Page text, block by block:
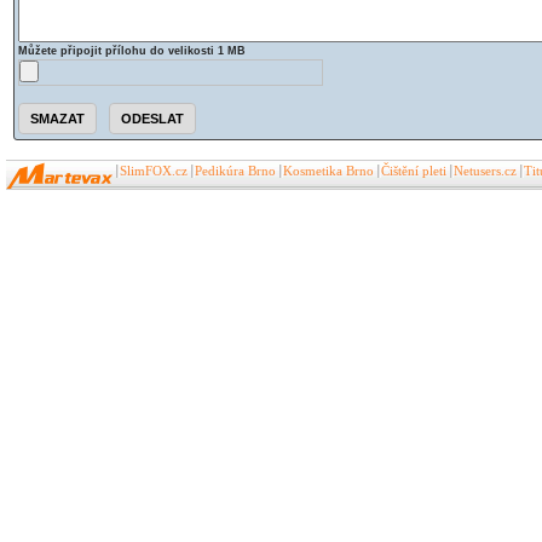
Můžete připojit přílohu do velikosti 1 MB
SlimFOX.cz Pedikúra Brno Kosmetika Brno Čištění pleti Netusers.cz